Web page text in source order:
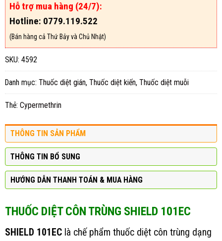
Hỗ trợ mua hàng (24/7):
Hotline: 0779.119.522
(Bán hàng cả Thứ Bảy và Chủ Nhật)
SKU: 4592
Danh mục: Thuốc diệt gián, Thuốc diệt kiến, Thuốc diệt muỗi
Thẻ: Cypermethrin
THÔNG TIN SẢN PHẨM
THÔNG TIN BỔ SUNG
HƯỚNG DẪN THANH TOÁN & MUA HÀNG
THUỐC DIỆT CÔN TRÙNG SHIELD 101EC
SHIELD 101EC là chế phẩm thuốc diệt côn trùng dạng